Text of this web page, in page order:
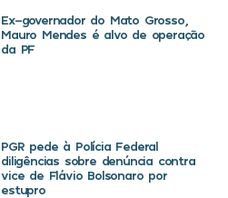
Ex-governador do Mato Grosso,
Mauro Mendes é alvo de operação
da PF
PGR pede à Polícia Federal
diligências sobre denúncia contra
vice de Flávio Bolsonaro por
estupro